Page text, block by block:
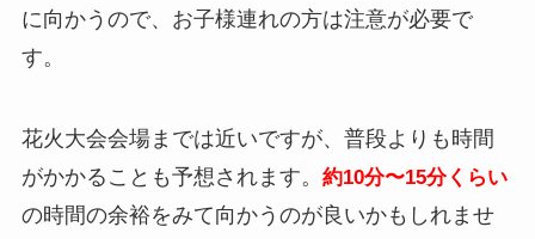
に向かうので、お子様連れの方は注意が必要で
す。
花火大会会場までは近いですが、普段よりも時間
がかかることも予想されます。 約10分〜15分くらい
の時間の余裕をみて向かうのが良いかもしれませ